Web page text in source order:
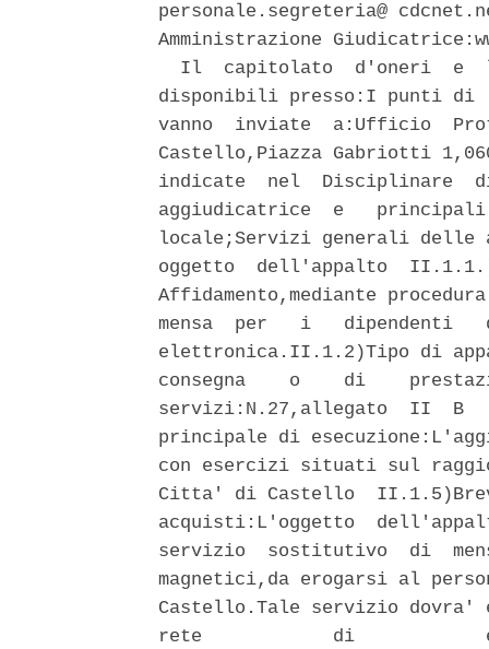
personale.segreteria@
Amministrazione
Il  capitolato  d'oneri  e
disponibili presso:I punti
vanno  inviate  a:Ufficio
Castello,Piazza Gabriotti
indicate  nel  Disciplinare
aggiudicatrice  e
locale;Servizi generali delle
oggetto  dell'appalto
Affidamento,mediante
mensa  per   i   dipendenti
elettronica.II.1.2)Tipo di
consegna    o    di
servizi:N.27,allegato  II  B
principale di
con esercizi situati sul
Citta' di Castello
acquisti:L'oggetto
servizio  sostitutivo  di
magnetici,da erogarsi al
Castello.Tale servizio dovra'
rete            di